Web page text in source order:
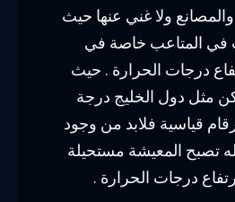
ولا غني عنها حيث
في المتاعب خاصة في
درجات الحرارة . حيث
مثل دول الخليج درجة
قياسية فلابد من وجود
تصبح المعيشة مستحيلة
درجات الحرارة .